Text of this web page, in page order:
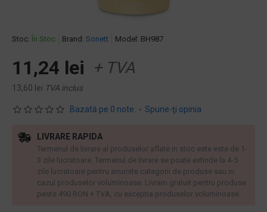
Stoc: În Stoc Brand: Sonett Model: BH987
Bazată pe 0 note. - Spune-ţi opinia
11,24 lei + TVA
13,60 lei TVA inclus
LIVRARE RAPIDA
Termenul de livrare al produselor aflate in stoc este este de 1-
3 zile lucratoare. Termenul de livrare se poate extinde la 4-5
zile lucratoare pentru anumite categorii de produse sau in
cazul produselor voluminoase. Livram gratuit pentru produse
peste 490 RON + TVA, cu exceptia produselor voluminoase.